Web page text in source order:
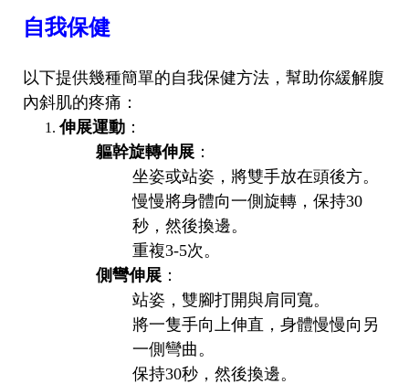
自我保健
以下提供幾種簡單的自我保健方法，幫助你緩解腹
內斜肌的疼痛：
伸展運動 ：
軀幹旋轉伸展 ：
坐姿或站姿，將雙手放在頭後方。
慢慢將身體向一側旋轉，保持30
秒，然後換邊。
重複3-5次。
側彎伸展 ：
站姿，雙腳打開與肩同寬。
將一隻手向上伸直，身體慢慢向另
一側彎曲。
保持30秒，然後換邊。